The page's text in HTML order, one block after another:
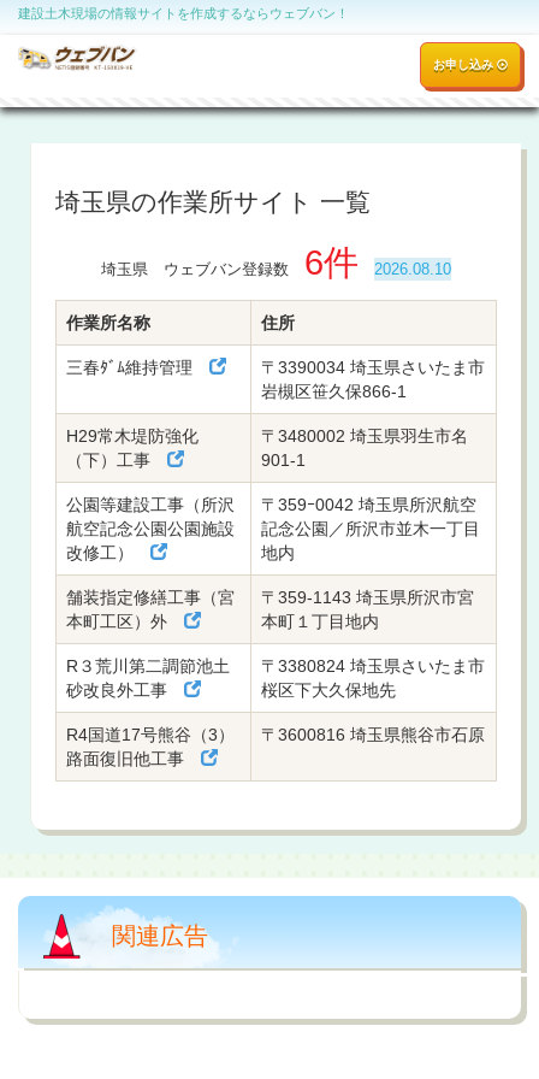
建設土木現場の情報サイトを作成するならウェブバン！
お申し込み
埼玉県の作業所サイト 一覧
埼玉県 ウェブバン登録数 6件 2026.08.10
作業所名称 住所
三春ﾀﾞﾑ維持管理
〒3390034 埼玉県さいたま市
岩槻区笹久保866-1
H29常木堤防強化
（下）工事
〒3480002 埼玉県羽生市名
901-1
公園等建設工事（所沢
航空記念公園公園施設
改修工）
〒359ｰ0042 埼玉県所沢航空
記念公園／所沢市並木一丁目
地内
舗装指定修繕工事（宮
本町工区）外
〒359-1143 埼玉県所沢市宮
本町１丁目地内
R３荒川第二調節池土
砂改良外工事
〒3380824 埼玉県さいたま市
桜区下大久保地先
R4国道17号熊谷（3）
路面復旧他工事
〒3600816 埼玉県熊谷市石原
関連広告